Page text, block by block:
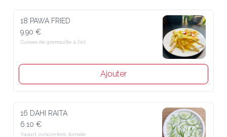
18 PAWA FRIED
9.90 €
Cuisses de grenouille à l’ail
Ajouter
16 DAHI RAITA
6.10 €
Yaourt, concombre, tomate